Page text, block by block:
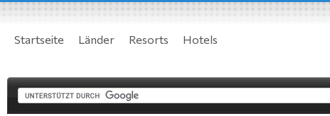
Startseite Länder Resorts Hotels